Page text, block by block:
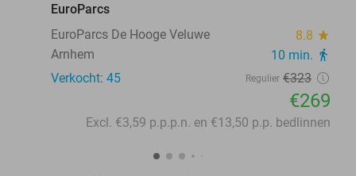
EuroParcs
EuroParcs De Hooge Veluwe
8.8 star
Arnhem 10 min. directions_walk
Verkocht: 45 Regulier €323
€269
Excl. €3,59 p.p.p.n. en €13,50 p.p. bedlinnen